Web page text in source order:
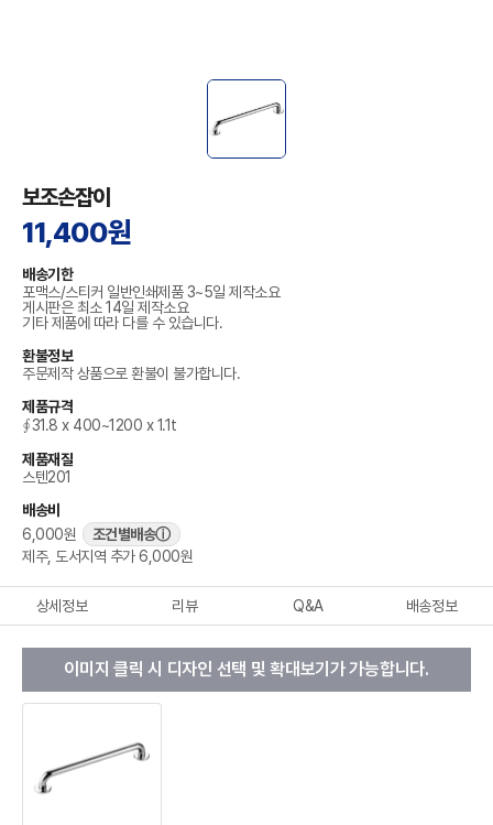
보조손잡이
11,400원
배송기한
포맥스/스티커 일반인쇄제품 3~5일 제작소요
게시판은 최소 14일 제작소요
기타 제품에 따라 다를 수 있습니다.
환불정보
주문제작 상품으로 환불이 불가합니다.
제품규격
∮31.8 x 400~1200 x 1.1t
제품재질
스텐201
배송비
6,000원
조건별배송ⓘ
제주, 도서지역 추가 6,000원
상세정보 리뷰 Q&A 배송정보
이미지 클릭 시 디자인 선택 및 확대보기가 가능합니다.